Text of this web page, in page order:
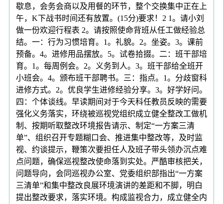
歇息，会务会商以及用餐的环节，整个交换集中正在上
午，K下战书时间还有放置。(15分)要求！2 1。请小刘
做一份欢迎行程表 2。请按照使命背班从任工做经验总
结。一：行为习惯培育。1。礼貌。2。坐姿。3。课前
预备。4。进修用品摆放。5。试卷拾掇。二：班干部培
育。1。每周例会。2。义务到人。3。班干部给全班开
小班会。4。颁布班干部聘书。三：指点。1。分歧窗科
进修方式。2。优良学生进修经验分享。3。好学好问。
四：个体谈线。早读期间对于今天科任教员反映的需要
强化义务落实，环绕被巡视党组织成立健全整改工做机
制、按期听取整改环境报告请示、制定“一方案三清
单”、组织召开专题糊口会、推进集中整改等，及时监
视、约谈提示，鞭策次要担任人及班子带头领办沉点难
点问题，确保巡视整改使命落到实处。严酷审核把关，
问题导向，会同巡视办公室、党委组织部指出“一方案
三清单”和集中整改良展环境演讲的差距和不脚，明白
提出整改要求，落实环境。构成监视合力，成立健全内